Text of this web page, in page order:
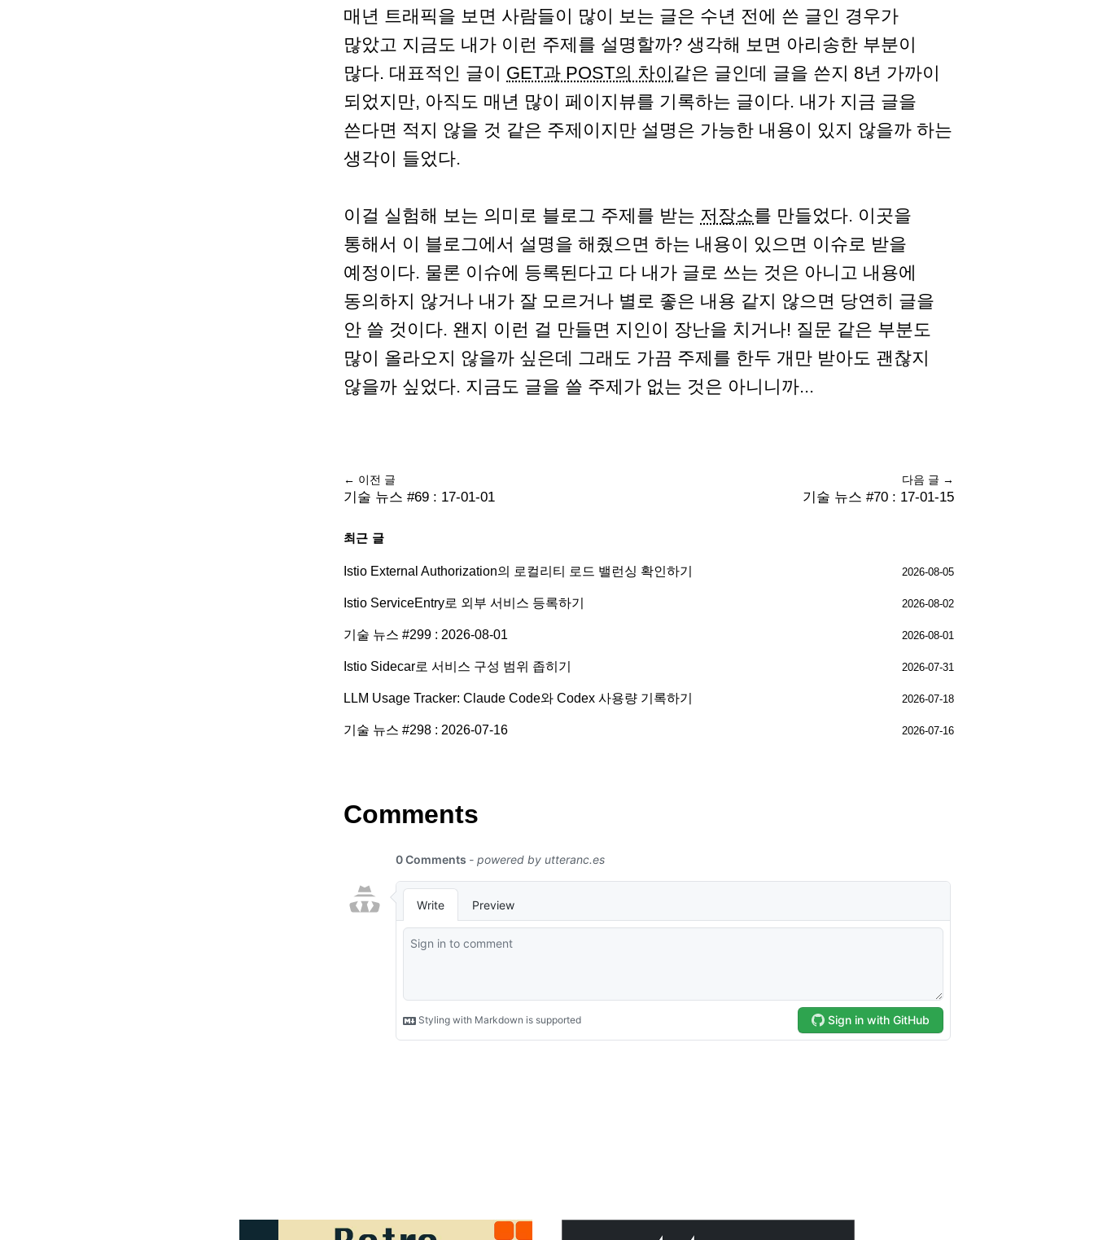
매년 트래픽을 보면 사람들이 많이 보는 글은 수년 전에 쓴 글인 경우가
많았고 지금도 내가 이런 주제를 설명할까? 생각해 보면 아리송한 부분이
많다. 대표적인 글이 GET과 POST의 차이 같은 글인데 글을 쓴지 8년 가까이
되었지만, 아직도 매년 많이 페이지뷰를 기록하는 글이다. 내가 지금 글을
쓴다면 적지 않을 것 같은 주제이지만 설명은 가능한 내용이 있지 않을까 하는
생각이 들었다.
이걸 실험해 보는 의미로 블로그 주제를 받는 저장소를 만들었다. 이곳을
통해서 이 블로그에서 설명을 해줬으면 하는 내용이 있으면 이슈로 받을
예정이다. 물론 이슈에 등록된다고 다 내가 글로 쓰는 것은 아니고 내용에
동의하지 않거나 내가 잘 모르거나 별로 좋은 내용 같지 않으면 당연히 글을
안 쓸 것이다. 왠지 이런 걸 만들면 지인이 장난을 치거나! 질문 같은 부분도
많이 올라오지 않을까 싶은데 그래도 가끔 주제를 한두 개만 받아도 괜찮지
않을까 싶었다. 지금도 글을 쓸 주제가 없는 것은 아니니까...
← 이전 글
기술 뉴스 #69 : 17-01-01
다음 글 →
기술 뉴스 #70 : 17-01-15
최근 글
Istio External Authorization의 로컬리티 로드 밸런싱 확인하기 2026-08-05
Istio ServiceEntry로 외부 서비스 등록하기 2026-08-02
기술 뉴스 #299 : 2026-08-01 2026-08-01
Istio Sidecar로 서비스 구성 범위 좁히기 2026-07-31
LLM Usage Tracker: Claude Code와 Codex 사용량 기록하기 2026-07-18
기술 뉴스 #298 : 2026-07-16 2026-07-16
Comments